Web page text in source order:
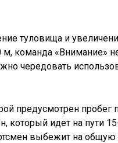
туловища и
команда «Внимание»
чередовать
предусмотрен
который идет на пути
выбежит на